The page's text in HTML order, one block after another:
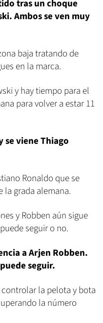
tras un choque
Ambos se ven muy
baja tratando de
en la marca.
y hay tiempo para el
para volver a estar 11
se viene Thiago
Ronaldo que se
la grada alemana.
y Robben aún sigue
seguir o no.
a Arjen Robben.
seguir.
la pelota y bota
la número